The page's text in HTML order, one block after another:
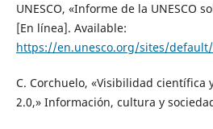
UNESCO, «Informe de la UNESCO
[En línea]. Available:
https://en.unesco.org/sites/
C. Corchuelo, «Visibilidad científica
2.0,» Información, cultura y